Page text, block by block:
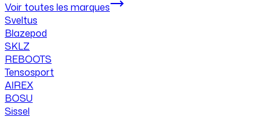
Voir toutes les marques
Sveltus
Blazepod
SKLZ
REBOOTS
Tensosport
AIREX
BOSU
Sissel